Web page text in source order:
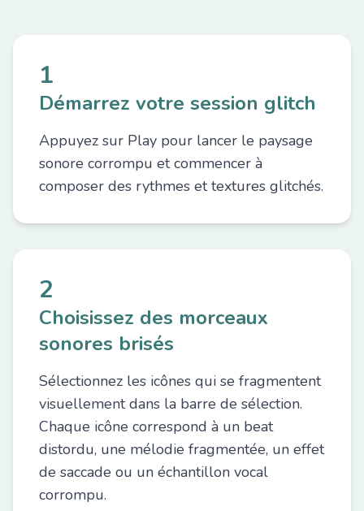
1
Démarrez votre session glitch
Appuyez sur Play pour lancer le paysage
sonore corrompu et commencer à
composer des rythmes et textures glitchés.
2
Choisissez des morceaux
sonores brisés
Sélectionnez les icônes qui se fragmentent
visuellement dans la barre de sélection.
Chaque icône correspond à un beat
distordu, une mélodie fragmentée, un effet
de saccade ou un échantillon vocal
corrompu.